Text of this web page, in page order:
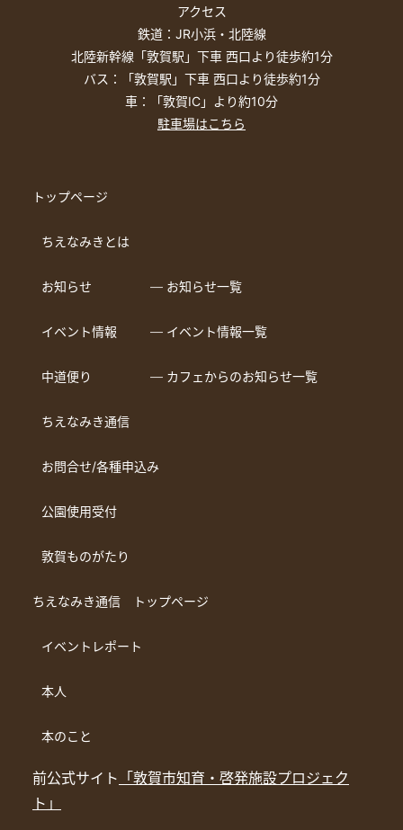
アクセス
鉄道：JR小浜・北陸線
北陸新幹線「敦賀駅」下車 西口より徒歩約1分
バス：「敦賀駅」下車 西口より徒歩約1分
車：「敦賀IC」より約10分
駐車場はこちら
トップページ
ちえなみきとは
お知らせ ― お知らせ一覧
イベント情報 ― イベント情報一覧
中道便り ― カフェからのお知らせ一覧
ちえなみき通信
お問合せ/各種申込み
公園使用受付
敦賀ものがたり
ちえなみき通信 トップページ
イベントレポート
本人
本のこと
前公式サイト 「敦賀市知育・啓発施設プロジェク
ト」